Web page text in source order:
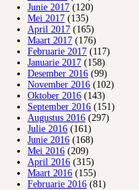
Junie 2017 (120)
Mei 2017 (135)
April 2017 (165)
Maart 2017 (176)
Februarie 2017 (117)
Januarie 2017 (158)
Desember 2016 (99)
November 2016 (102)
Oktober 2016 (143)
September 2016 (151)
Augustus 2016 (297)
Julie 2016 (161)
Junie 2016 (168)
Mei 2016 (209)
April 2016 (315)
Maart 2016 (155)
Februarie 2016 (81)